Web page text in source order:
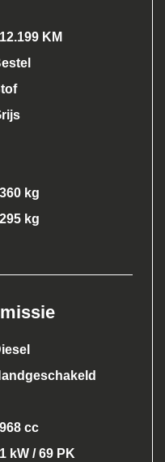
KM
kg
kg
cc
kW / 69 PK